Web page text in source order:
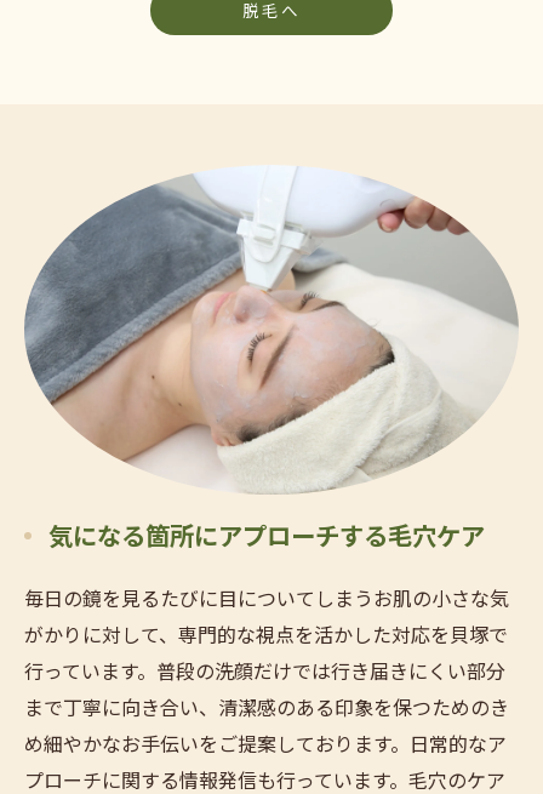
脱毛へ
気になる箇所にアプローチする毛穴ケア
毎日の鏡を見るたびに目についてしまうお肌の小さな気
がかりに対して、専門的な視点を活かした対応を貝塚で
行っています。普段の洗顔だけでは行き届きにくい部分
まで丁寧に向き合い、清潔感のある印象を保つためのき
め細やかなお手伝いをご提案しております。日常的なア
プローチに関する情報発信も行っています。毛穴のケア